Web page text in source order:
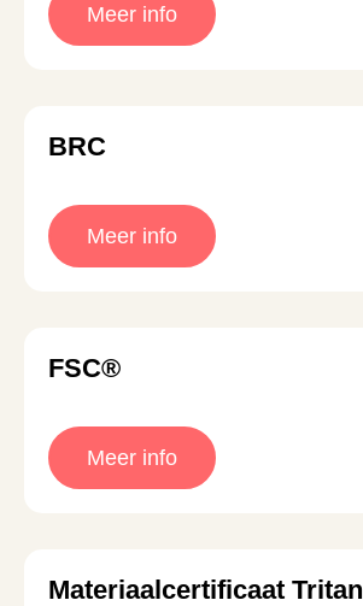
Meer info
BRC
Meer info
FSC®
Meer info
Materiaalcertificaat Tritan